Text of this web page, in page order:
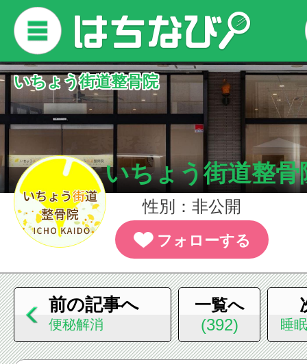
いちょう街道整骨院
いちょう街道整骨
性別：非公開
フォローする
前の記事へ
便秘解消
一覧へ
(392)
睡